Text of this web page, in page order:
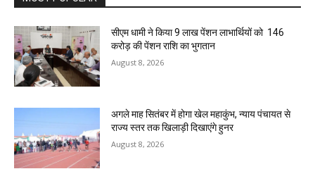
सीएम धामी ने किया 9 लाख पेंशन लाभार्थियों को ₹ 146
करोड़ की पेंशन राशि का भुगतान
August 8, 2026
अगले माह सितंबर में होगा खेल महाकुंभ, न्याय पंचायत से
राज्य स्तर तक खिलाड़ी दिखाएंगे हुनर
August 8, 2026